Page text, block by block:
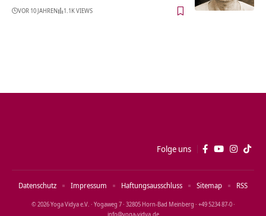
VOR 10 JAHREN 1.1K VIEWS
Folge uns
© 2026 Yoga Vidya e.V. · Yogaweg 7 · 32805 Horn‑Bad Meinberg · +49 5234 87‑0 ·
info@yoga‑vidya.de
Datenschutz Impressum Haftungsausschluss Sitemap RSS